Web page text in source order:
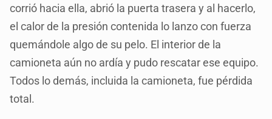
corrió hacia ella, abrió la puerta trasera y al hacerlo,
el calor de la presión contenida lo lanzo con fuerza
quemándole algo de su pelo. El interior de la
camioneta aún no ardía y pudo rescatar ese equipo.
Todos lo demás, incluida la camioneta, fue pérdida
total.